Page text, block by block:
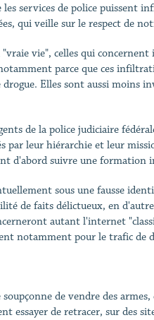
services de police puissent
qui veille sur le respect de
vie", celles qui
parce que ces
Elles sont aussi moins
de la police judiciaire
leur hiérarchie et leur
d'abord suivre une formation
sous une fausse
de faits délictueux, en
autant l'internet
notamment pour le trafic de
de vendre des
essayer de retracer, sur des